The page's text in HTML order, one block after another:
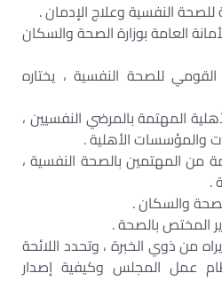
العامة بوزارة الصحة والسكان
للصحة النفسية ، يختاره
المهتمة بالمرضي النفسيين ،
والمؤسسات الأهلية .
من المهتمين بالصحة النفسية ،
.
من ذوي الخبرة ، وتحدد اللائحة
عمل المجلس وكيفية إصدار